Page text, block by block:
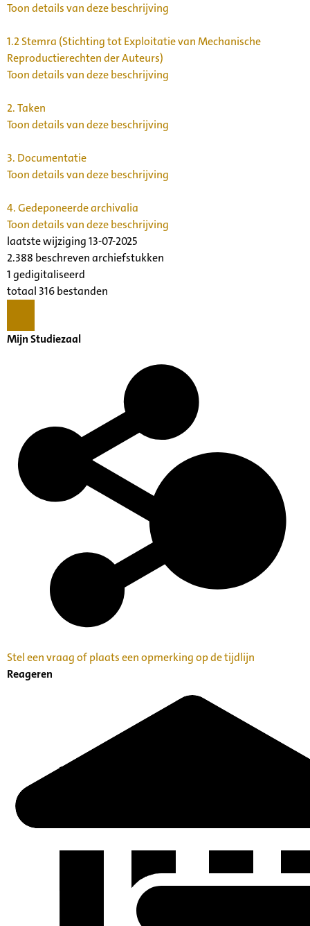
Toon details van deze beschrijving
1.2Stemra (Stichting tot Exploitatie van Mechanische
Reproductierechten der Auteurs)
Toon details van deze beschrijving
2.Taken
Toon details van deze beschrijving
3. Documentatie
Toon details van deze beschrijving
4.Gedeponeerde archivalia
Toon details van deze beschrijving
laatste wijziging 13-07-2025
2.388 beschreven archiefstukken
1 gedigitaliseerd
totaal 316 bestanden
Mijn Studiezaal
Stel een vraag of plaats een opmerking op de tijdlijn
Reageren